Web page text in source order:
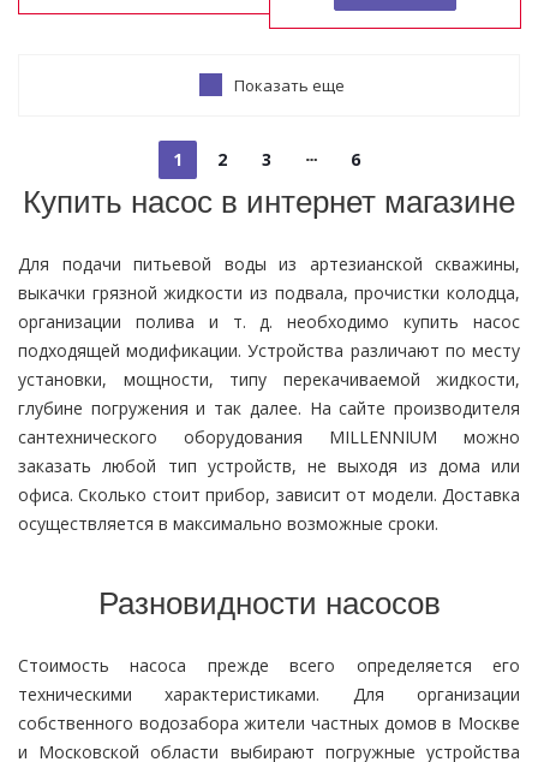
Показать еще
1 2 3 6
Купить насос в интернет магазине
Для подачи питьевой воды из артезианской скважины,
выкачки грязной жидкости из подвала, прочистки колодца,
организации полива и т. д. необходимо купить насос
подходящей модификации. Устройства различают по месту
установки, мощности, типу перекачиваемой жидкости,
глубине погружения и так далее. На сайте производителя
сантехнического оборудования MILLENNIUM можно
заказать любой тип устройств, не выходя из дома или
офиса. Сколько стоит прибор, зависит от модели. Доставка
осуществляется в максимально возможные сроки.
Разновидности насосов
Стоимость насоса прежде всего определяется его
техническими характеристиками. Для организации
собственного водозабора жители частных домов в Москве
и Московской области выбирают погружные устройства